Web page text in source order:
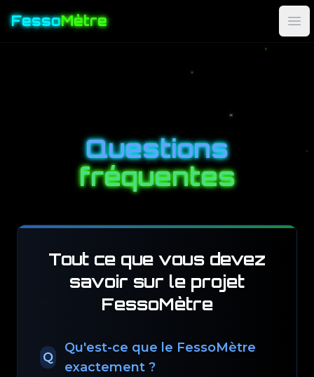
FessoMètre
Questions
fréquentes
Tout ce que vous devez
savoir sur le projet
FessoMètre
Q
Qu'est-ce que le FessoMètre
exactement ?